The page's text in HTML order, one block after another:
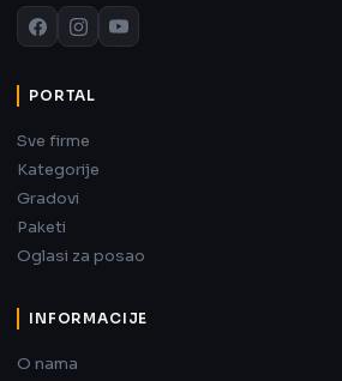
PORTAL
Sve firme
Kategorije
Gradovi
Paketi
Oglasi za posao
INFORMACIJE
O nama